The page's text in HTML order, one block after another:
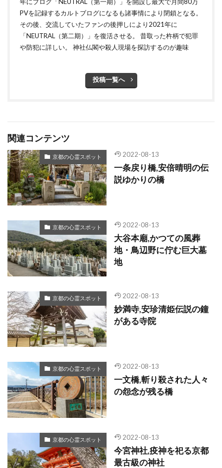
PVを記録するカルトブログになるも諸事情により閉鎖となる。
その後、交流していたファンの後押しにより2021年に
「NEUTRAL（第二期）」を復活させる。 昔取った杵柄で犯罪
や防犯に詳しい。 神社仏閣や殺人現場を探訪するのが趣味
投稿一覧へ
関連コンテンツ
京都の心霊スポット 2022-08-13
一条戻り橋,安倍晴明の伝
説ゆかりの橋
京都の心霊スポット 2022-08-13
大谷本廟,かつての風葬
地・鳥辺野に佇む巨大墓
地
京都の心霊スポット 2022-08-13
妙満寺,安珍清姫伝説の鐘
がある寺院
京都の心霊スポット 2022-08-13
一文橋,斬り殺された人々
の怨念が残る橋
京都の心霊スポット 2022-08-13
今宮神社,疫神を祀る京都
最古級の神社